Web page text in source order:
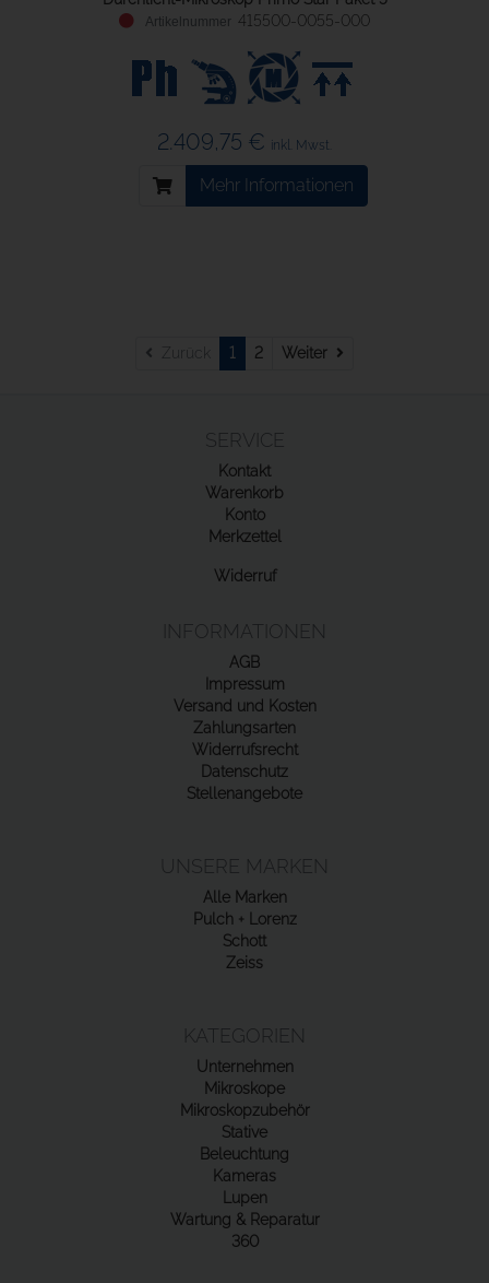
415500-0055-000
2.409,75 € inkl. Mwst.
Mehr Informationen
Zurück 1 2 Weiter
SERVICE
Kontakt
Warenkorb
Konto
Merkzettel
Widerruf
INFORMATIONEN
AGB
Impressum
Versand und Kosten
Zahlungsarten
Widerrufsrecht
Datenschutz
Stellenangebote
UNSERE MARKEN
Alle Marken
Pulch + Lorenz
Schott
Zeiss
KATEGORIEN
Unternehmen
Mikroskope
Mikroskopzubehör
Stative
Beleuchtung
Kameras
Lupen
Wartung & Reparatur
360